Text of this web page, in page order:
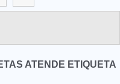
ATENDE ETIQUETA